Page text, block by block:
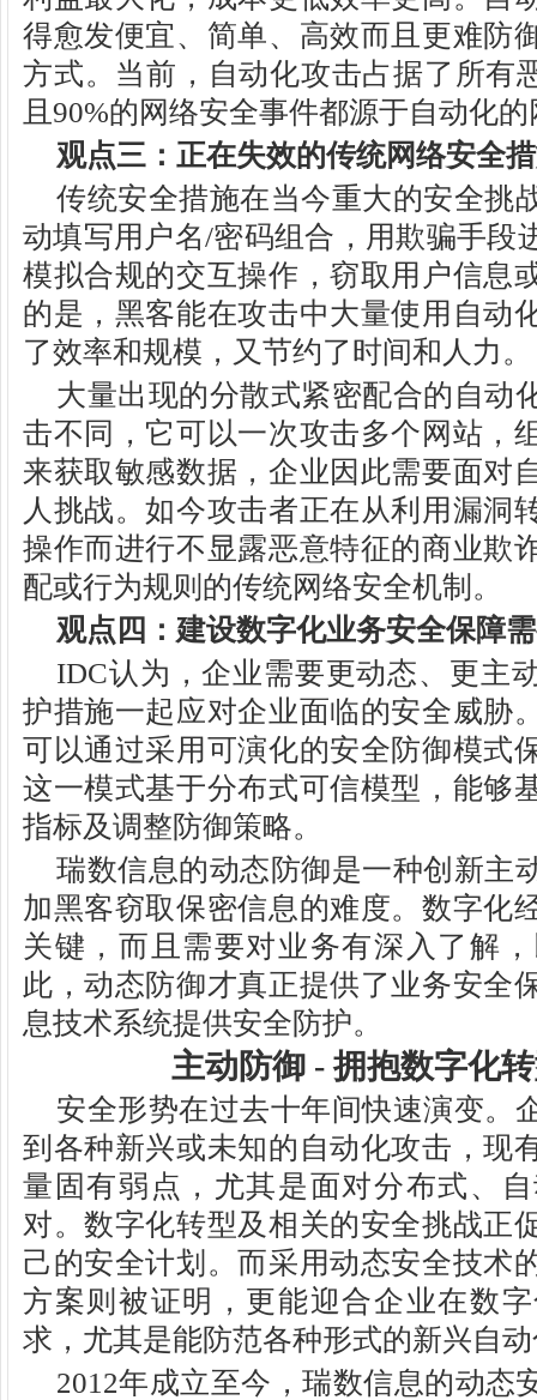
得愈发便宜、简单、高效而且更难防
方式。当前，自动化攻击占据了所有
且90%的网络安全事件都源于自动化
观点三：正在失效的传统网络安全
传统安全措施在当今重大的安全挑
动填写用户名/密码组合，用欺骗手段
模拟合规的交互操作，窃取用户信息
的是，黑客能在攻击中大量使用自动
了效率和规模，又节约了时间和人力。
大量出现的分散式紧密配合的自动
击不同，它可以一次攻击多个网站，
来获取敏感数据，企业因此需要面对
人挑战。如今攻击者正在从利用漏洞
操作而进行不显露恶意特征的商业欺
配或行为规则的传统网络安全机制。
观点四：建设数字化业务安全保障
IDC认为，企业需要更动态、更主
护措施一起应对企业面临的安全威胁
可以通过采用可演化的安全防御模式
这一模式基于分布式可信模型，能够
指标及调整防御策略。
瑞数信息的动态防御是一种创新主
加黑客窃取保密信息的难度。数字化
关键，而且需要对业务有深入了解
此，动态防御才真正提供了业务安全
息技术系统提供安全防护。
主动防御 - 拥抱数字化
安全形势在过去十年间快速演变。
到各种新兴或未知的自动化攻击，现
量固有弱点，尤其是面对分布式、
对。数字化转型及相关的安全挑战正
己的安全计划。而采用动态安全技术
方案则被证明，更能迎合企业在数
求，尤其是能防范各种形式的新兴自
2012年成立至今，瑞数信息的动态